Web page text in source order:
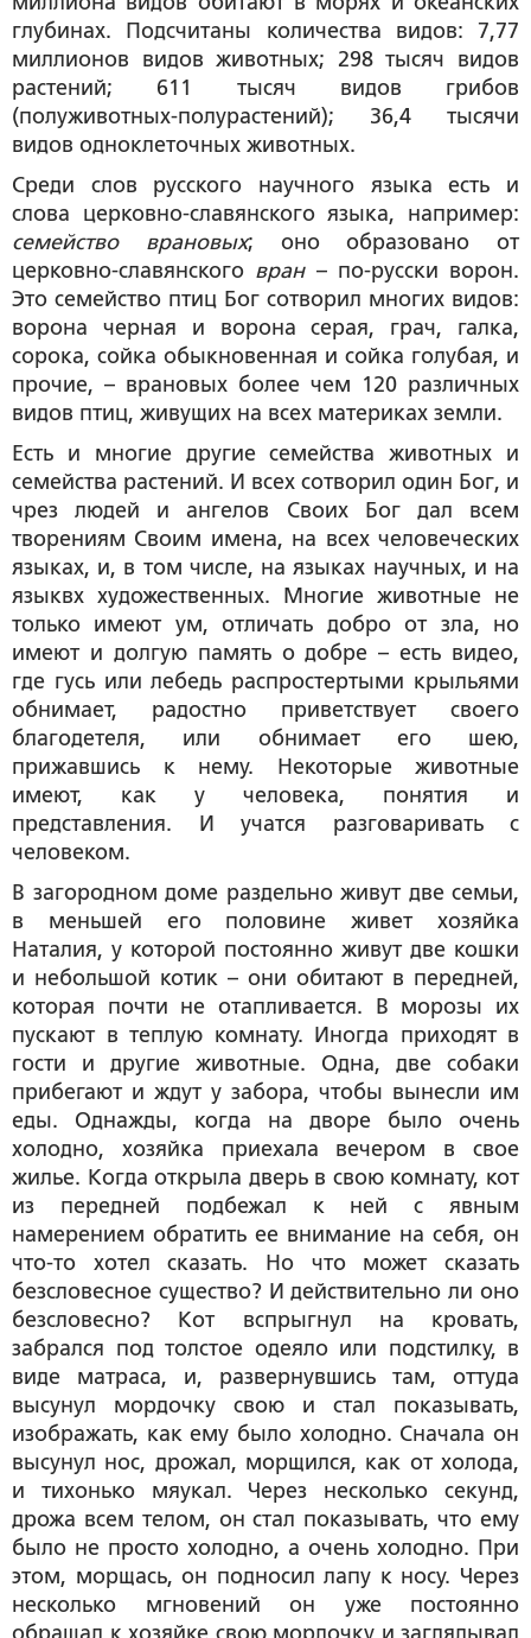
глубинах. Подсчитаны количества видов: 7,77
миллионов видов животных; 298 тысяч видов
растений; 611 тысяч видов грибов
(полуживотных-полурастений); 36,4 тысячи
видов одноклеточных животных.
Среди слов русского научного языка есть и
слова церковно-славянского языка, например:
семейство врановых; оно образовано от
церковно-славянского вран– по-русски ворон.
Это семейство птиц Бог сотворил многих видов:
ворона черная и ворона серая, грач, галка,
сорока, сойка обыкновенная и сойка голубая, и
прочие, – врановых более чем 120 различных
видов птиц, живущих на всех материках земли.
Есть и многие другие семейства животных и
семейства растений. И всех сотворил один Бог, и
чрез людей и ангелов Своих Бог дал всем
творениям Своим имена, на всех человеческих
языках, и, в том числе, на языках научных, и на
языквх художественных. Многие животные не
только имеют ум, отличать добро от зла, но
имеют и долгую память о добре – есть видео,
где гусь или лебедь распростертыми крыльями
обнимает, радостно приветствует своего
благодетеля, или обнимает его шею,
прижавшись к нему. Некоторые животные
имеют, как у человека, понятия и
представления. И учатся разговаривать с
человеком.
В загородном доме раздельно живут две семьи,
в меньшей его половине живет хозяйка
Наталия, у которой постоянно живут две кошки
и небольшой котик – они обитают в передней,
которая почти не отапливается. В морозы их
пускают в теплую комнату. Иногда приходят в
гости и другие животные. Одна, две собаки
прибегают и ждут у забора, чтобы вынесли им
еды. Однажды, когда на дворе было очень
холодно, хозяйка приехала вечером в свое
жилье. Когда открыла дверь в свою комнату, кот
из передней подбежал к ней с явным
намерением обратить ее внимание на себя, он
что-то хотел сказать. Но что может сказать
безсловесное существо? И действительно ли оно
безсловесно? Кот вспрыгнул на кровать,
забрался под толстое одеяло или подстилку, в
виде матраса, и, развернувшись там, оттуда
высунул мордочку свою и стал показывать,
изображать, как ему было холодно. Сначала он
высунул нос, дрожал, морщился, как от холода,
и тихонько мяукал. Через несколько секунд,
дрожа всем телом, он стал показывать, что ему
было не просто холодно, а очень холодно. При
этом, морщась, он подносил лапу к носу. Через
несколько мгновений он уже постоянно
обращал к хозяйке свою мордочку и заглядывал